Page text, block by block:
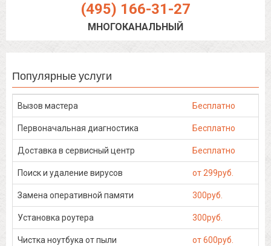
(495) 166-31-27
МНОГОКАНАЛЬНЫЙ
Популярные услуги
Вызов мастера Бесплатно
Первоначальная диагностика Бесплатно
Доставка в сервисный центр Бесплатно
Поиск и удаление вирусов от 299руб.
Замена оперативной памяти 300руб.
Установка роутера 300руб.
Чистка ноутбука от пыли от 600руб.